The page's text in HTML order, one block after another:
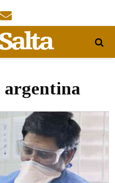
Email
argentina